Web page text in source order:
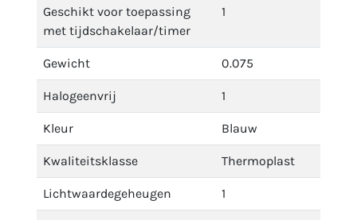
Geschikt voor toepassing
met tijdschakelaar/timer
1
Gewicht 0.075
Halogeenvrij 1
Kleur Blauw
Kwaliteitsklasse Thermoplast
Lichtwaardegeheugen 1